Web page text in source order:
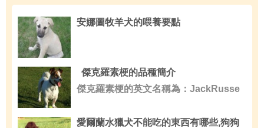
安娜圖牧羊犬的喂養要點
傑克羅素梗的品種簡介
傑克羅素梗的英文名稱為：JackRusse
愛爾蘭水獵犬不能吃的東西有哪些,狗狗